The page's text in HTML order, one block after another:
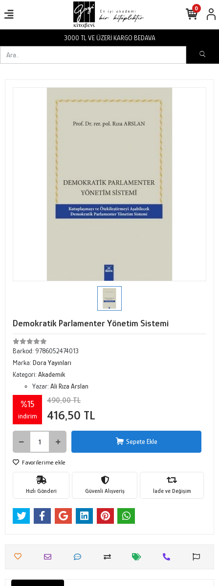
3000 TL VE ÜZERİ KARGO BEDAVA
0
Demokratik Parlamenter Yönetim Sistemi
Barkod: 9786052474013
Marka: Dora Yayınları
Kategori: Akademik
Yazar: Ali Rıza Arslan
%15
indirim
490,00 TL
416,50 TL
Sepete Ekle
Favorilerime ekle
Hızlı Gönderi Güvenli Alışveriş İade ve Değişim